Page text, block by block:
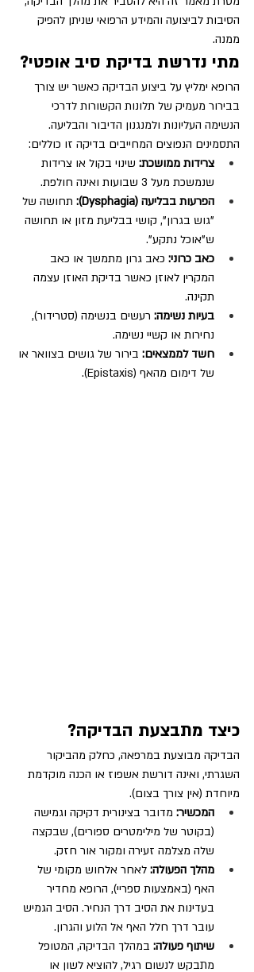
הסיבות לביצועה והמידע הרפואי שניתן להפיק
ממנה.
מתי נדרשת בדיקת סיב אופטי?
הרופא ימליץ על ביצוע הבדיקה כאשר יש צורך
בבירור מעמיק של תלונות הקשורות לדרכי
הנשימה העליונות ולמנגנון הדיבור והבליעה.
התסמינים הנפוצים המחייבים בדיקה זו כוללים:
צרידות ממושכת: שינוי בקול או צרידות
שנמשכת מעל 3 שבועות ואינה חולפת.
הפרעות בבליעה (Dysphagia):
תחושה של
"גוש בגרון", קושי בבליעת מזון או תחושה
ש"אוכל נתקע".
כאב כרוני: כאב גרון מתמשך או כאב
המקרין לאוזן כאשר בדיקת האוזן עצמה
תקינה.
בעיות נשימה: רעשים בנשימה (סטרידור),
נחירות או קשיי נשימה.
חשד לממצאים: בירור של גושים בצוואר או
של דימום מהאף (Epistaxis).
כיצד מתבצעת הבדיקה?
הבדיקה מבוצעת במרפאה, כחלק מהביקור
השגרתי, ואינה דורשת אשפוז או הכנה מוקדמת
מיוחדת (אין צורך בצום).
המכשיר: מדובר בצינורית דקיקה וגמישה
(בקוטר של מילימטרים ספורים), שבקצה
שלה מצלמה זעירה ומקור אור חזק.
מהלך הפעולה: לאחר אלחוש מקומי של
האף (באמצעות ספריי), הרופא מחדיר
בעדינות את הסיב דרך הנחיר. הסיב הגמיש
עובר דרך חלל האף אל הלוע והגרון.
שיתוף פעולה: במהלך הבדיקה, המטופל
מתבקש לנשום רגיל, להוציא לשון או